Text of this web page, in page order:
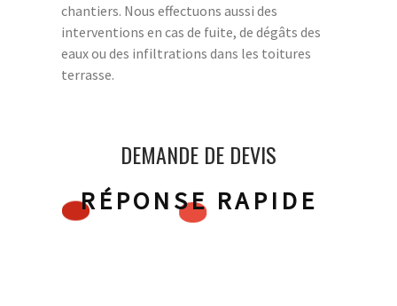
chantiers. Nous effectuons aussi des
interventions en cas de fuite, de dégâts des
eaux ou des infiltrations dans les toitures
terrasse.
DEMANDE DE DEVIS
RÉPONSE RAPIDE